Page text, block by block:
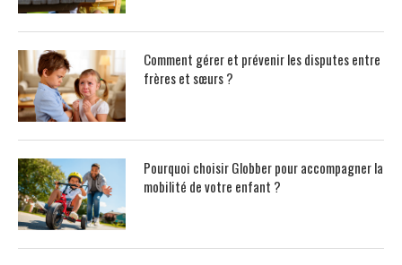
Comment gérer et prévenir les disputes entre
frères et sœurs ?
Pourquoi choisir Globber pour accompagner la
mobilité de votre enfant ?